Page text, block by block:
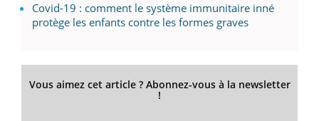
Covid-19 : comment le système immunitaire inné
protège les enfants contre les formes graves
Vous aimez cet article ? Abonnez-vous à la newsletter
!